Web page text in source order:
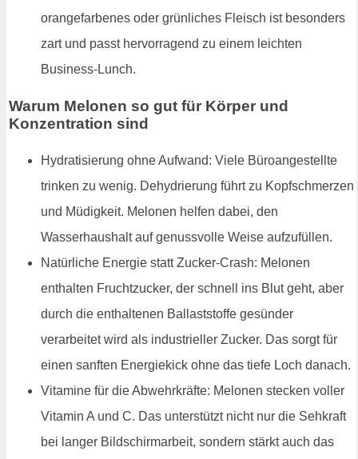
orangefarbenes oder grünliches Fleisch ist besonders
zart und passt hervorragend zu einem leichten
Business-Lunch.
Warum Melonen so gut für Körper und
Konzentration sind
Hydratisierung ohne Aufwand: Viele Büroangestellte
trinken zu wenig. Dehydrierung führt zu Kopfschmerzen
und Müdigkeit. Melonen helfen dabei, den
Wasserhaushalt auf genussvolle Weise aufzufüllen.
Natürliche Energie statt Zucker-Crash: Melonen
enthalten Fruchtzucker, der schnell ins Blut geht, aber
durch die enthaltenen Ballaststoffe gesünder
verarbeitet wird als industrieller Zucker. Das sorgt für
einen sanften Energiekick ohne das tiefe Loch danach.
Vitamine für die Abwehrkräfte: Melonen stecken voller
Vitamin A und C. Das unterstützt nicht nur die Sehkraft
bei langer Bildschirmarbeit, sondern stärkt auch das